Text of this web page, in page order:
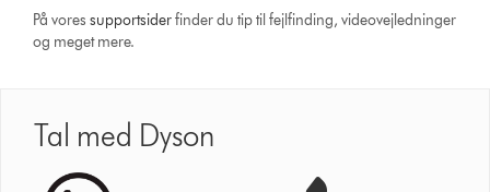
På voressupport­siderfinder du tip til fejlfinding, video­vejledninger
og meget mere.
Tal med Dyson